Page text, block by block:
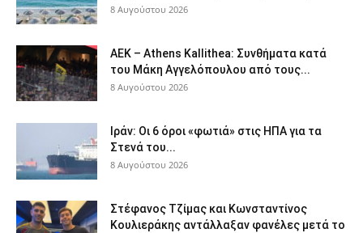
8 Αυγούστου 2026
ΑΕΚ – Athens Kallithea: Συνθήματα κατά
του Μάκη Αγγελόπουλου από τους...
8 Αυγούστου 2026
Ιράν: Οι 6 όροι «φωτιά» στις ΗΠΑ για τα
Στενά του...
8 Αυγούστου 2026
Στέφανος Τζίμας και Κωνσταντίνος
Κουλιεράκης αντάλλαξαν φανέλες μετά το